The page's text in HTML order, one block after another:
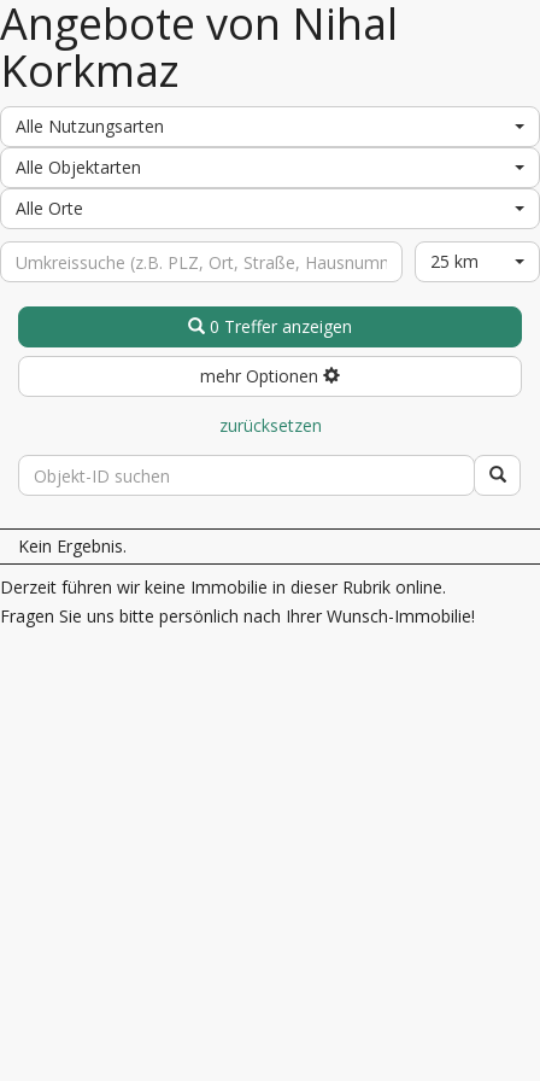
Angebote von Nihal
Korkmaz
Alle Nutzungsarten
Alle Objektarten
Alle Orte
25 km
0 Treffer anzeigen
mehr Optionen
zurücksetzen
Kein Ergebnis.
Derzeit führen wir keine Immobilie in dieser Rubrik online.
Fragen Sie uns bitte persönlich nach Ihrer Wunsch-Immobilie!